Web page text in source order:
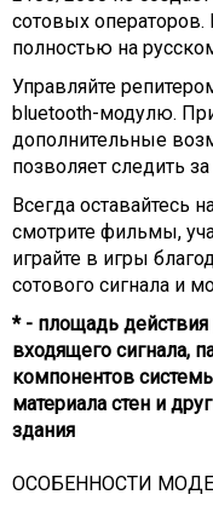
сотовых операторов.
полностью на
Управляйте
bluetooth-модулю.
дополнительные
позволяет следить
Всегда оставайтесь
смотрите фильмы,
играйте в игры
сотового сигнала и
* - площадь действия
входящего сигнала,
компонентов
материала стен и
здания
ОСОБЕННОСТИ